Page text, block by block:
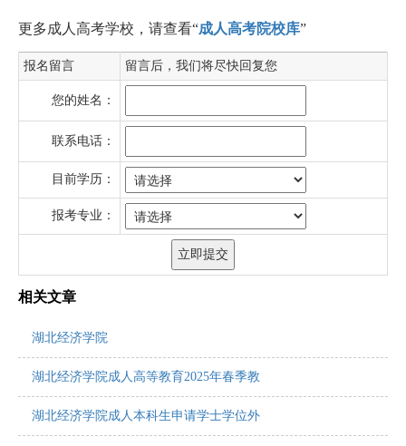
更多成人高考学校，请查看“成人高考院校库”
报名留言 留言后，我们将尽快回复您
您的姓名：
联系电话：
目前学历：
报考专业：
相关文章
湖北经济学院
湖北经济学院成人高等教育2025年春季教
湖北经济学院成人本科生申请学士学位外